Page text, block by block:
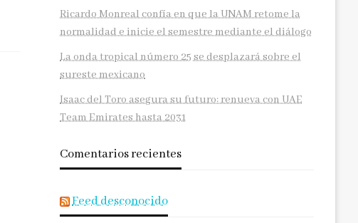
Ricardo Monreal confía en que la UNAM retome la
normalidad e inicie el semestre mediante el diálogo
La onda tropical número 25 se desplazará sobre el
sureste mexicano
Isaac del Toro asegura su futuro: renueva con UAE
Team Emirates hasta 2031
Comentarios recientes
Feed desconocido